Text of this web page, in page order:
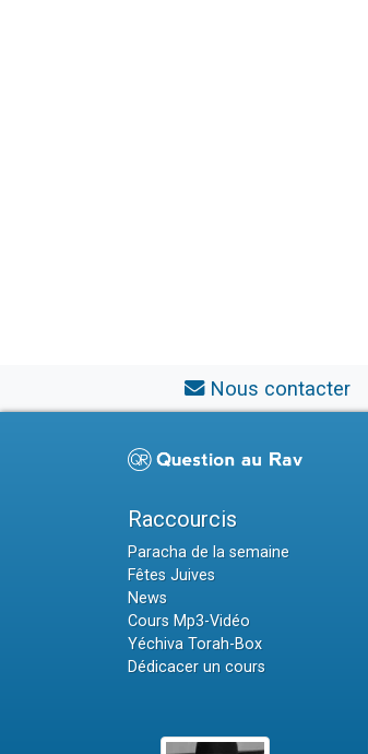
Nous contacter
Raccourcis
Paracha de la semaine
Fêtes Juives
News
Cours Mp3-Vidéo
Yéchiva Torah-Box
Dédicacer un cours